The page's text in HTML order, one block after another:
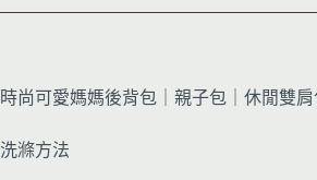
時尚可愛媽媽後背包｜親子包｜休閒雙肩
洗滌方法